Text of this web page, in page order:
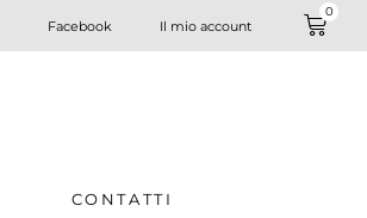
Facebook Il mio account
0
CONTATTI